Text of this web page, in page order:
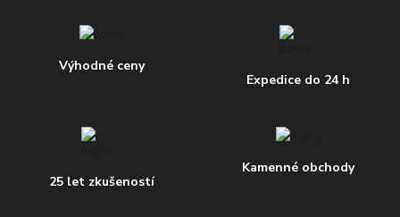
Výhodné ceny
Expedice do 24 h
25 let zkušeností
Kamenné obchody